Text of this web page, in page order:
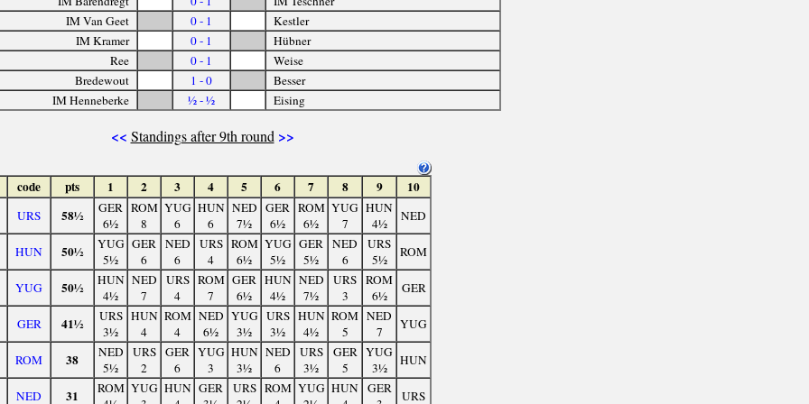
IM Van Geet
0 - 1
Kestler
IM Kramer
0 - 1
Hübner
Ree
0 - 1
Weise
Bredewout
1 - 0
Besser
IM Henneberke
½ - ½ Eising
<< Standings after 9th round >>
code pts 1 2 3 4 5 6 7 8 9 10
URS 58½
GER
6½
ROM
8
YUG
6
HUN
6
NED
7½
GER
6½
ROM
6½
YUG
7
HUN
4½
NED
HUN 50½
YUG
5½
GER
6
NED
6
URS
4
ROM
6½
YUG
5½
GER
5½
NED
6
URS
5½
ROM
YUG 50½
HUN
4½
NED
7
URS
4
ROM
7
GER
6½
HUN
4½
NED
7½
URS
3
ROM
6½
GER
GER 41½
URS
3½
HUN
4
ROM
4
NED
6½
YUG
3½
URS
3½
HUN
4½
ROM
5
NED
7
YUG
ROM 38
NED
5½
URS
2
GER
6
YUG
3
HUN
3½
NED
6
URS
3½
GER
5
YUG
3½
HUN
NED 31
ROM YUG HUN GER
URS ROM YUG HUN GER
URS